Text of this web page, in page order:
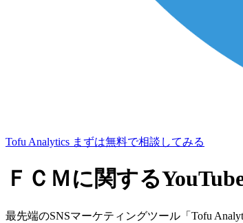
Tofu Analytics まずは無料で相談してみる
ＦＣＭに関する
最先端のSNSマーケティングツール「Tofu